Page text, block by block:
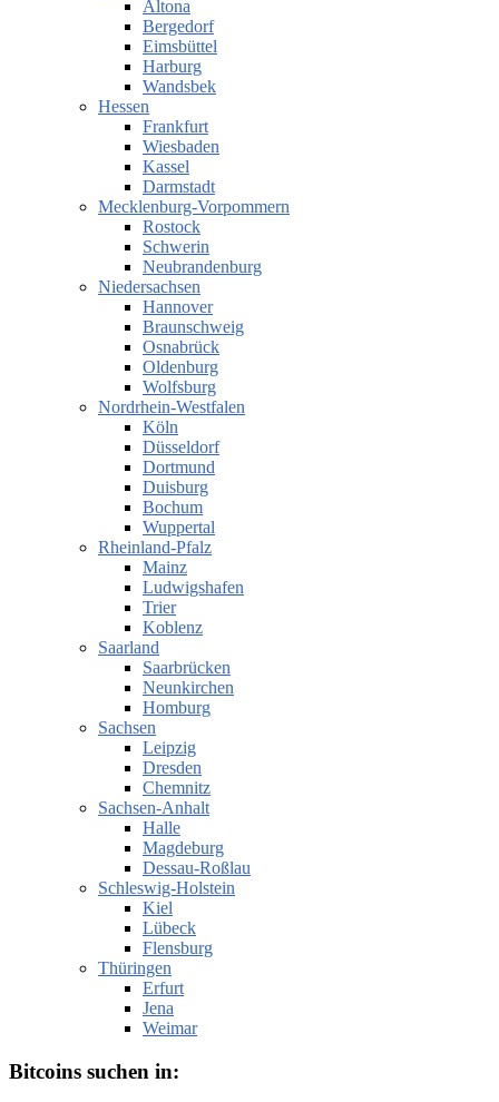
Altona
Bergedorf
Eimsbüttel
Harburg
Wandsbek
Hessen
Frankfurt
Wiesbaden
Kassel
Darmstadt
Mecklenburg-Vorpommern
Rostock
Schwerin
Neubrandenburg
Niedersachsen
Hannover
Braunschweig
Osnabrück
Oldenburg
Wolfsburg
Nordrhein-Westfalen
Köln
Düsseldorf
Dortmund
Duisburg
Bochum
Wuppertal
Rheinland-Pfalz
Mainz
Ludwigshafen
Trier
Koblenz
Saarland
Saarbrücken
Neunkirchen
Homburg
Sachsen
Leipzig
Dresden
Chemnitz
Sachsen-Anhalt
Halle
Magdeburg
Dessau-Roßlau
Schleswig-Holstein
Kiel
Lübeck
Flensburg
Thüringen
Erfurt
Jena
Weimar
Bitcoins suchen in: